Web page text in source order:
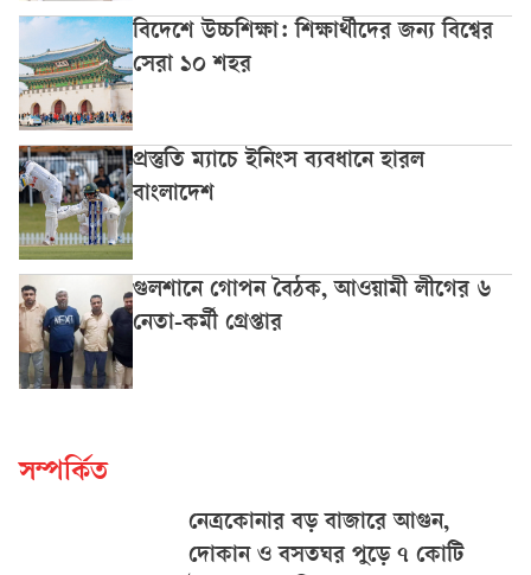
বিদেশে উচ্চশিক্ষা: শিক্ষার্থীদের জন্য বিশ্বের
সেরা ১০ শহর
প্রস্তুতি ম্যাচে ইনিংস ব্যবধানে হারল
বাংলাদেশ
গুলশানে গোপন বৈঠক, আওয়ামী লীগের ৬
নেতা-কর্মী গ্রেপ্তার
সম্পর্কিত
নেত্রকোনার বড় বাজারে আগুন,
দোকান ও বসতঘর পুড়ে ৭ কোটি